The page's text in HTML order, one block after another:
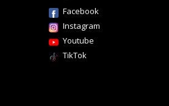
Facebook
Instagram
Youtube
TikTok